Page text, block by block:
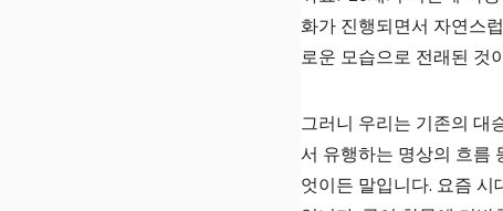
화가 진행되면서 자연스
로운 모습으로 전래된 것
그러니 우리는 기존의 대
서 유행하는 명상의 흐름
엇이든 말입니다. 요즘